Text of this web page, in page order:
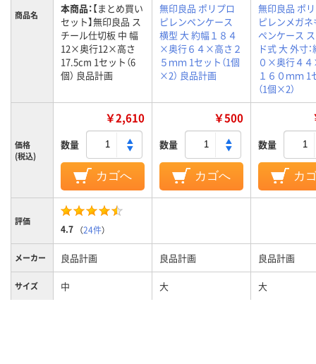
商品名 本商品：【まとめ買い
セット】無印良品 ス
チール仕切板 中 幅
12×奥行12×高さ
17.5cm 1セット（6
個） 良品計画
無印良品 ポリプロ
ピレンペンケース
横型 大 約幅１８４
×奥行６４×高さ２
５ｍｍ 1セット（1個
×2） 良品計画
無印良品 ポ
ピレンメガ
ペンケース
ド式 大 外寸
０×奥行４
１６０ｍｍ 1
（1個×2）
価格
(税込)
￥2,610
数量
カゴへ
￥500
数量
カゴへ
数量
カ
評価
4.7 （24件）
メーカー 良品計画 良品計画 良品計画
サイズ 中 大 大